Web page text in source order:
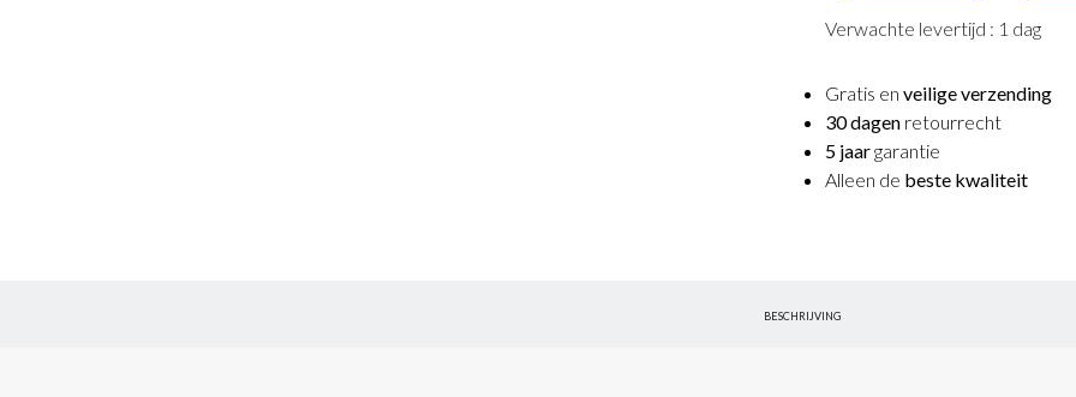
Verwachte levertijd : 1 dag
Gratis en veilige verzending
30 dagen retourrecht
5 jaargarantie
Alleen de beste kwaliteit
BESCHRIJVING